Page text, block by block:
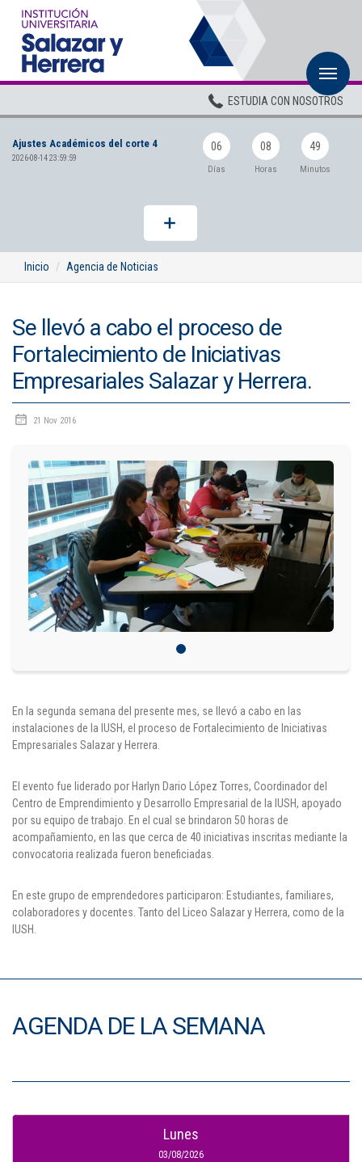
ESTUDIA CON NOSOTROS
Ajustes Académicos del corte 4
2026-08-14 23:59:59
06
Días
08
Horas
49
Minutos
Inicio Agencia de Noticias
Se llevó a cabo el proceso de
Fortalecimiento de Iniciativas
Empresariales Salazar y Herrera.
21 Nov 2016
En la segunda semana del presente mes, se llevó a cabo en las
instalaciones de la IUSH, el proceso de Fortalecimiento de Iniciativas
Empresariales Salazar y Herrera.
El evento fue liderado por Harlyn Dario López Torres, Coordinador del
Centro de Emprendimiento y Desarrollo Empresarial de la IUSH, apoyado
por su equipo de trabajo. En el cual se brindaron 50 horas de
acompañamiento, en las que cerca de 40 iniciativas inscritas mediante la
convocatoria realizada fueron beneficiadas.
En este grupo de emprendedores participaron: Estudiantes, familiares,
colaboradores y docentes. Tanto del Liceo Salazar y Herrera, como de la
IUSH.
AGENDA DE LA SEMANA
Lunes
03/08/2026
Pregrados
Planta Docente
ADMISIONES
BIENESTAR
Centros
BIBLIOTECA
IDIOMAS
Pastoral
CARTERA
Inscripciones
Estudiantes
Egresados
Pagos
Puntos de pago
Empleo
Contáctanos
Comunícate con nosotros
Medellín - Colombia - Suramérica
Inscripciones permanentes